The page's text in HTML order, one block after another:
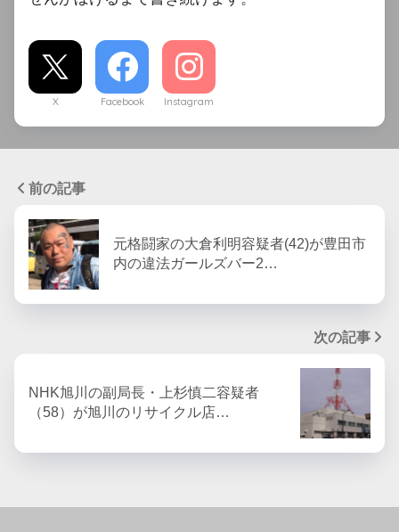
X Facebook Instagram
前の記事
元格闘家の大倉利明容疑者(42)が豊田市
内の違法ガールズバー2…
次の記事
NHK旭川の副局長・上杉慎二容疑者
（58）が旭川のリサイクル店…